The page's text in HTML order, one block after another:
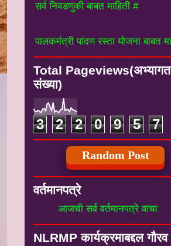
निवडणुकी बाबत माहिती #
पांदण रस्ता योजना बाबत माहीती
Total Pageviews(अभ्यागत
संख्या)
3 2 2 0 9 5 7
Random Post
वर्तमानपत्रे
आजची सर्व वर्तमानपत्रे वाचा
NLRMP कार्यक्रमाबद्दल गौरव